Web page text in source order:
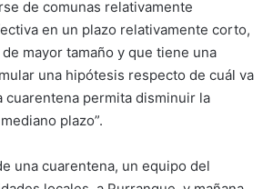
de comunas relativamente
en un plazo relativamente corto,
mayor tamaño y que tiene una
una hipótesis respecto de cuál va
cuarentena permita disminuir la
plazo”.
una cuarentena, un equipo del